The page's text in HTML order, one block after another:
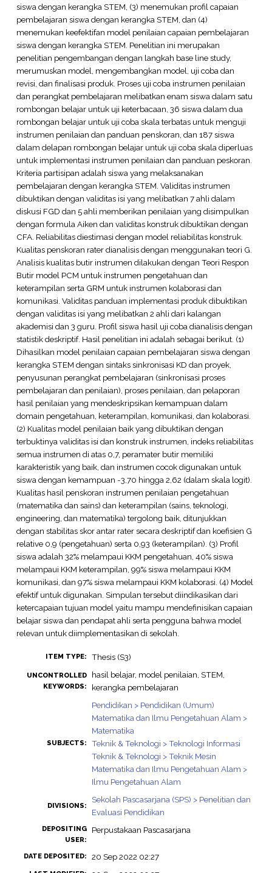
siswa dengan kerangka STEM, (3) menemukan profil capaian
pembelajaran siswa dengan kerangka STEM, dan (4)
menemukan keefektifan model penilaian capaian pembelajaran
siswa dengan kerangka STEM. Penelitian ini merupakan
penelitian pengembangan dengan langkah base line study,
merumuskan model, mengembangkan model, uji coba dan
revisi, dan finalisasi produk. Proses uji coba instrumen penilaian
dan perangkat pembelajaran melibatkan enam siswa dalam satu
rombongan belajar untuk uji keterbacaan, 36 siswa dalam dua
rombongan belajar untuk uji coba skala terbatas untuk menguji
instrumen penilaian dan panduan penskoran, dan 187 siswa
dalam delapan rombongan belajar untuk uji coba skala diperluas
untuk implementasi instrumen penilaian dan panduan peskoran.
Kriteria partisipan adalah siswa yang melaksanakan
pembelajaran dengan kerangka STEM. Validitas instrumen
dibuktikan dengan validitas isi yang melibatkan 7 ahli dalam
diskusi FGD dan 5 ahli memberikan penilaian yang disimpulkan
dengan formula Aiken dan validitas konstruk dibuktikan dengan
CFA. Reliabilitas diestimasi dengan model reliabilitas konstruk.
Kualitas penskoran rater dianalisis dengan menggunakan teori G.
Analisis kualitas butir instrumen dilakukan dengan Teori Respon
Butir model PCM untuk instrumen pengetahuan dan
keterampilan serta GRM untuk instrumen kolaborasi dan
komunikasi. Validitas panduan implementasi produk dibuktikan
dengan validitas isi yang melibatkan 2 ahli dari kalangan
akademisi dan 3 guru. Profil siswa hasil uji coba dianalisis dengan
statistik deskriptif. Hasil penelitian ini adalah sebagai berikut. (1)
Dihasilkan model penilaian capaian pembelajaran siswa dengan
kerangka STEM dengan sintaks sinkronisasi KD dan proyek,
penyusunan perangkat pembelajaran (sinkronisasi proses
pembelajaran dan penilaian), proses penilaian, dan pelaporan
hasil penilaian yang mendeskripsikan kemampuan dalam
domain pengetahuan, keterampilan, komunikasi, dan kolaborasi.
(2) Kualitas model penilaian baik yang dibuktikan dengan
terbuktinya validitas isi dan konstruk instrumen, indeks reliabilitas
semua instrumen di atas 0,7, peramater butir memiliki
karakteristik yang baik, dan instrumen cocok digunakan untuk
siswa dengan kemampuan -3,70 hingga 2,62 (dalam skala logit).
Kualitas hasil penskoran instrumen penilaian pengetahuan
(matematika dan sains) dan keterampilan (sains, teknologi,
engineering, dan matematika) tergolong baik, ditunjukkan
dengan stabilitas skor antar rater secara deskriptif dan koefisien G
relative 0,9 (pengetahuan) serta 0,93 (keterampilan). (3) Profil
siswa adalah 32% melampaui KKM pengetahuan, 40% siswa
melampaui KKM keterampilan, 99% siswa melampaui KKM
komunikasi, dan 97% siswa melampaui KKM kolaborasi. (4) Model
efektif untuk digunakan. Simpulan tersebut diindikasikan dari
ketercapaian tujuan model yaitu mampu mendefinisikan capaian
belajar siswa dan pendapat ahli serta pengguna bahwa model
relevan untuk diimplementasikan di sekolah.
ITEM TYPE: Thesis (S3)
UNCONTROLLED
KEYWORDS:
hasil belajar, model penilaian, STEM,
kerangka pembelajaran
SUBJECTS:
Pendidikan > Pendidikan (Umum)
Matematika dan Ilmu Pengetahuan Alam >
Matematika
Teknik & Teknologi > Teknologi Informasi
Teknik & Teknologi > Teknik Mesin
Matematika dan Ilmu Pengetahuan Alam >
Ilmu Pengetahuan Alam
DIVISIONS:
Sekolah Pascasarjana (SPS) > Penelitian dan
Evaluasi Pendidikan
DEPOSITING
USER:
Perpustakaan Pascasarjana
DATE DEPOSITED: 20 Sep 2022 02:27